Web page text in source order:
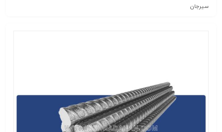
سیرجان